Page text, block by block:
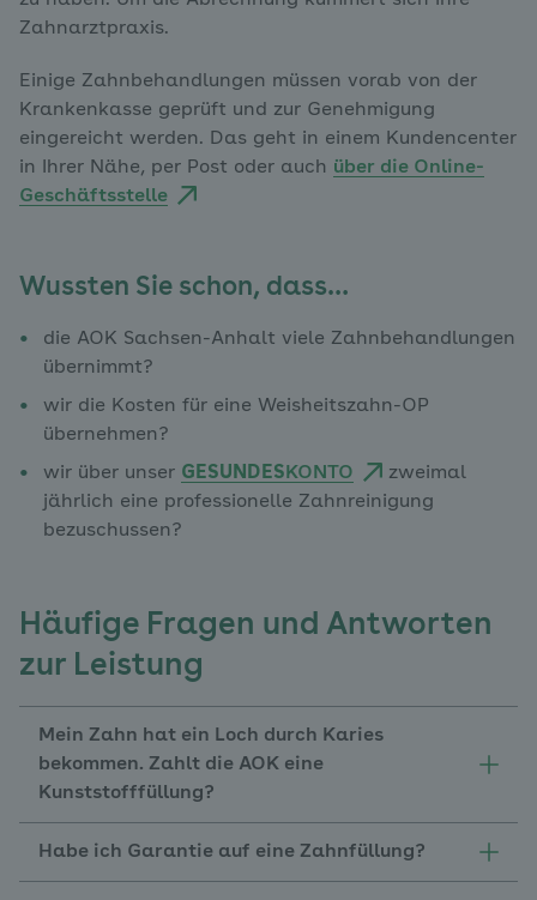
Zahnarztpraxis.
Einige Zahnbehandlungen müssen vorab von der
Krankenkasse geprüft und zur Genehmigung
eingereicht werden. Das geht in einem Kundencenter
in Ihrer Nähe, per Post oder auch über die Online-
Geschäftsstelle
Wussten Sie schon, dass…
die AOK Sachsen-Anhalt viele Zahnbehandlungen
übernimmt?
wir die Kosten für eine Weisheitszahn-OP
übernehmen?
wir über unser GESUNDESKONTO
zweimal
jährlich eine professionelle Zahnreinigung
bezuschussen?
Häufige Fragen und Antworten
zur Leistung
Mein Zahn hat ein Loch durch Karies
bekommen. Zahlt die AOK eine
Kunststofffüllung?
Habe ich Garantie auf eine Zahnfüllung?